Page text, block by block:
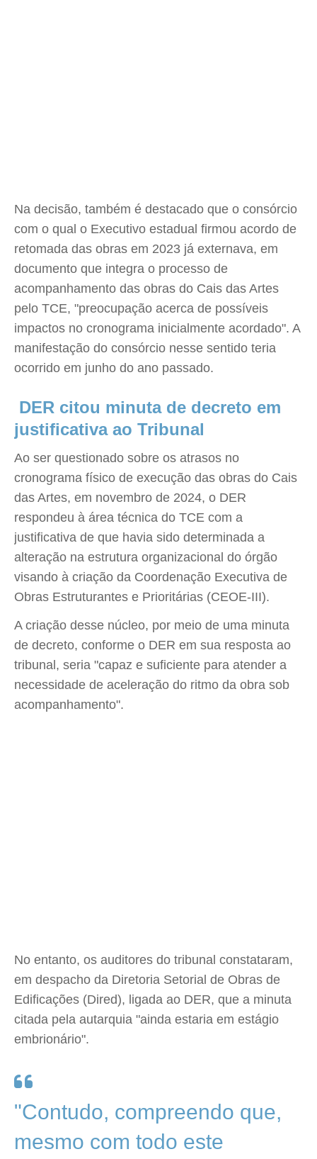
Na decisão, também é destacado que o consórcio
com o qual o Executivo estadual firmou acordo de
retomada das obras em 2023 já externava, em
documento que integra o processo de
acompanhamento das obras do Cais das Artes
pelo TCE, "preocupação acerca de possíveis
impactos no cronograma inicialmente acordado". A
manifestação do consórcio nesse sentido teria
ocorrido em junho do ano passado.
DER citou minuta de decreto em
justificativa ao Tribunal
Ao ser questionado sobre os atrasos no
cronograma físico de execução das obras do Cais
das Artes, em novembro de 2024, o DER
respondeu à área técnica do TCE com a
justificativa de que havia sido determinada a
alteração na estrutura organizacional do órgão
visando à criação da Coordenação Executiva de
Obras Estruturantes e Prioritárias (CEOE-III).
A criação desse núcleo, por meio de uma minuta
de decreto, conforme o DER em sua resposta ao
tribunal, seria "capaz e suficiente para atender a
necessidade de aceleração do ritmo da obra sob
acompanhamento".
No entanto, os auditores do tribunal constataram,
em despacho da Diretoria Setorial de Obras de
Edificações (Dired), ligada ao DER, que a minuta
citada pela autarquia "ainda estaria em estágio
embrionário".
"Contudo, compreendo que,
mesmo com todo este